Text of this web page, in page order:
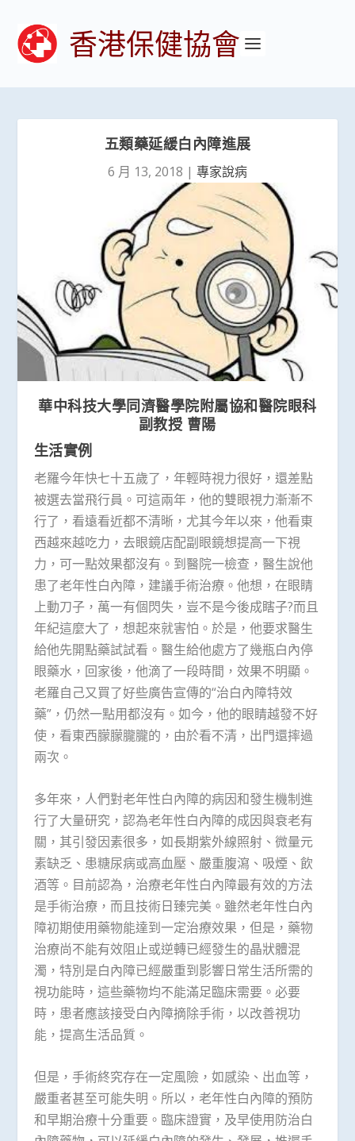
香港保健協會
五類藥延緩白內障進展
6 月 13, 2018 | 專家說病
華中科技大學同濟醫學院附屬協和醫院眼科
副教授 曹陽
生活實例
老羅今年快七十五歲了，年輕時視力很好，還差點
被選去當飛行員。可這兩年，他的雙眼視力漸漸不
行了，看遠看近都不清晰，尤其今年以來，他看東
西越來越吃力，去眼鏡店配副眼鏡想提高一下視
力，可一點效果都沒有。到醫院一檢查，醫生說他
患了老年性白內障，建議手術治療。他想，在眼睛
上動刀子，萬一有個閃失，豈不是今後成瞎子?而且
年紀這麼大了，想起來就害怕。於是，他要求醫生
給他先開點藥試試看。醫生給他處方了幾瓶白內停
眼藥水，回家後，他滴了一段時間，效果不明顯。
老羅自己又買了好些廣告宣傳的“治白內障特效
藥”，仍然一點用都沒有。如今，他的眼睛越發不好
使，看東西朦朦朧朧的，由於看不清，出門還摔過
兩次。
多年來，人們對老年性白內障的病因和發生機制進
行了大量研究，認為老年性白內障的成因與衰老有
關，其引發因素很多，如長期紫外線照射、微量元
素缺乏、患糖尿病或高血壓、嚴重腹瀉、吸煙、飲
酒等。目前認為，治療老年性白內障最有效的方法
是手術治療，而且技術日臻完美。雖然老年性白內
障初期使用藥物能達到一定治療效果，但是，藥物
治療尚不能有效阻止或逆轉已經發生的晶狀體混
濁，特別是白內障已經嚴重到影響日常生活所需的
視功能時，這些藥物均不能滿足臨床需要。必要
時，患者應該接受白內障摘除手術，以改善視功
能，提高生活品質。
但是，手術終究存在一定風險，如感染、出血等，
嚴重者甚至可能失明。所以，老年性白內障的預防
和早期治療十分重要。臨床證實，及早使用防治白